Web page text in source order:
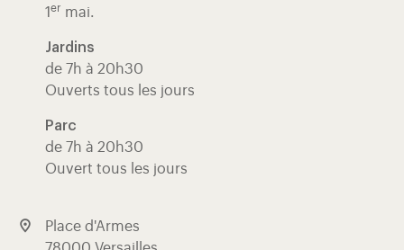
1 er mai.
Jardins
de 7h à 20h30
Ouverts tous les jours
Parc
de 7h à 20h30
Ouvert tous les jours
Place d'Armes